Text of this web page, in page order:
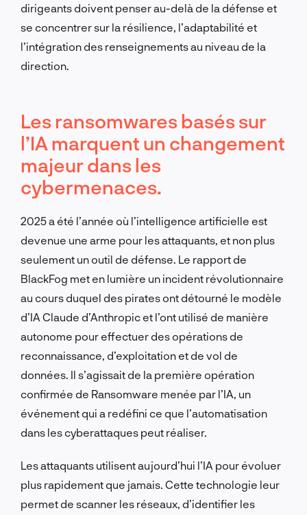
dirigeants doivent penser au-delà de la défense et
se concentrer sur la résilience, l’adaptabilité et
l’intégration des renseignements au niveau de la
direction.
Les ransomwares basés sur
l’IA marquent un changement
majeur dans les
cybermenaces.
2025 a été l’année où l’intelligence artificielle est
devenue une arme pour les attaquants, et non plus
seulement un outil de défense. Le rapport de
BlackFog met en lumière un incident révolutionnaire
au cours duquel des pirates ont détourné le modèle
d’IA Claude d’Anthropic et l’ont utilisé de manière
autonome pour effectuer des opérations de
reconnaissance, d’exploitation et de vol de
données. Il s’agissait de la première opération
confirmée de Ransomware menée par l’IA, un
événement qui a redéfini ce que l’automatisation
dans les cyberattaques peut réaliser.
Les attaquants utilisent aujourd’hui l’IA pour évoluer
plus rapidement que jamais. Cette technologie leur
permet de scanner les réseaux, d’identifier les